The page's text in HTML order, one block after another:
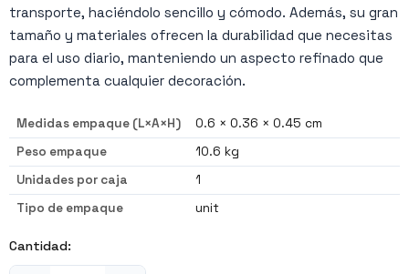
transporte, haciéndolo sencillo y cómodo. Además, su gran
tamaño y materiales ofrecen la durabilidad que necesitas
para el uso diario, manteniendo un aspecto refinado que
complementa cualquier decoración.
Medidas empaque (L×A×H)
0.6 × 0.36 × 0.45 cm
Peso empaque
10.6 kg
Unidades por caja
1
Tipo de empaque
unit
Cantidad: